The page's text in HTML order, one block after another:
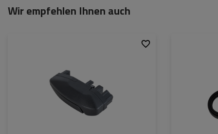
Wir empfehlen Ihnen auch